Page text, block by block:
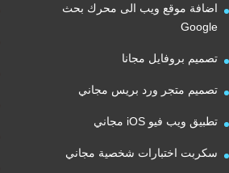
اضافة موقع ويب الى محرك بحث
Google
تصميم بروفايل مجانا
تصميم متجر ورد بريس مجاني
تطبيق ويب فيو iOS مجاني
سكربت اختبارات شخصية مجاني